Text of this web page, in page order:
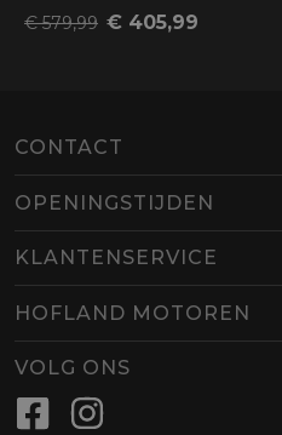
€ 579,99 € 405,99
CONTACT
BEL EMAIL
OPENINGSTIJDEN
Maandag
Dinsdag
Woensdag
Donderdag
Vrijdag
KLANTENSERVICE
HOFLAND MOTOREN
VOLG ONS